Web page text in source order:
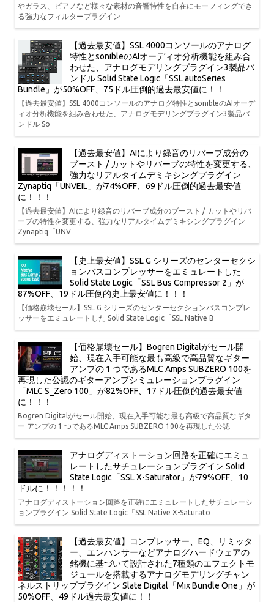
やガラス、ピアノなど様々な素材の音響特性を自在にモーフィングでき
る強力なフィルタープラグイン
【過去最安値】SSL 4000コンソールのアナログ
特性とsonibleのAIオーディオ分析機能を組み合
わせた、アナログモデリングプラグイン3製品バ
ンドル Solid State Logic「SSL autoSeries
Bundle」が50%OFF、75ドル圧倒的過去最安値に！！
【過去最安値】SSL 4000コンソールのアナログ特性とsonibleのAIオーデ
ィオ分析機能を組み合わせた、アナログモデリングプラグイン3製品バ
ンドル So
【過去最安値】AIにより録音のリバーブ成分の
ブースト / カットやリバーブの特性を変更する、
強力なリアルタイムデミキシングプラグイン
Zynaptiq「UNVEIL」が74%OFF、69ドル圧倒的過去最安値
に！！！
【過去最安値】AIにより録音のリバーブ成分のブースト / カットやリバ
ーブの特性を変更する、強力なリアルタイムデミキシングプラグイン
Zynaptiq「UNV
【史上最安値】SSL G シリーズのセンターセクシ
ョンバスコンプレッサーをエミュレートした
Solid State Logic「SSL Bus Compressor 2」が
87%OFF、19ドル圧倒的史上最安値に！！！
【価格崩壊セール】SSL G シリーズのセンターセクションバスコンプレ
ッサーをエミュレートした Solid State Logic「SSL Native B
【価格崩壊セール】Bogren Digitalがセール開
始、現在入手可能な最も高級で高品質なギター
アンプの 1 つであるMLC Amps SUBZERO 100を
再現した公認のギターアンプシミュレーションプラグイン
「MLC S_Zero 100」が82%OFF、17ドル圧倒的過去最安値
に！！！
Bogren Digitalがセール開始、現在入手可能な最も高級で高品質なギタ
ー アンプの 1 つであるMLC Amps SUBZERO 100を再現した公認
アナログディストーション回路を正確にエミュ
レートしたサチュレーションプラグイン Solid
State Logic「SSL X-Saturator」が79%OFF、10
ドルに！！！！！
アナログディストーション回路を正確にエミュレートしたサチュレーシ
ョンプラグイン Solid State Logic「SSL Native X-Saturato
【過去最安値】コンプレッサー、EQ、リミッタ
ー、エンハンサーなどアナログハードウェアの
銘機に基づいて設計された7種類のエフェクトモ
ジュールを搭載するアナログモデリングチャン
ネルストリッププラグイン Slate Digital「Mix Bundle One」が
50%OFF、49ドル過去最安値に！！